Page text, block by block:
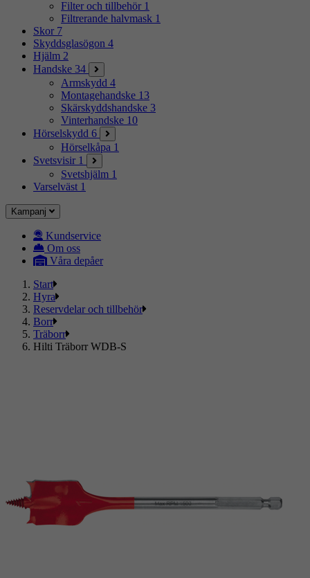
Filter och tillbehör 1
Filtrerande halvmask 1
Skor 7
Skyddsglasögon 4
Hjälm 2
Handske 34
Armskydd 4
Montagehandske 13
Skärskyddshandske 3
Vinterhandske 10
Hörselskydd 6
Hörselkåpa 1
Svetsvisir 1
Svetshjälm 1
Varselväst 1
Kampanj
Kundservice
Om oss
Våra depåer
Start
Hyra
Reservdelar och tillbehör
Borr
Träborr
Hilti Träborr WDB-S